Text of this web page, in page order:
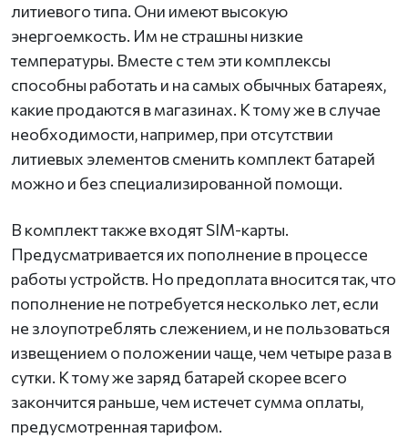
литиевого типа. Они имеют высокую
энергоемкость. Им не страшны низкие
температуры. Вместе с тем эти комплексы
способны работать и на самых обычных батареях,
какие продаются в магазинах. К тому же в случае
необходимости, например, при отсутствии
литиевых элементов сменить комплект батарей
можно и без специализированной помощи.
В комплект также входят SIM-карты.
Предусматривается их пополнение в процессе
работы устройств. Но предоплата вносится так, что
пополнение не потребуется несколько лет, если
не злоупотреблять слежением, и не пользоваться
извещением о положении чаще, чем четыре раза в
сутки. К тому же заряд батарей скорее всего
закончится раньше, чем истечет сумма оплаты,
предусмотренная тарифом.